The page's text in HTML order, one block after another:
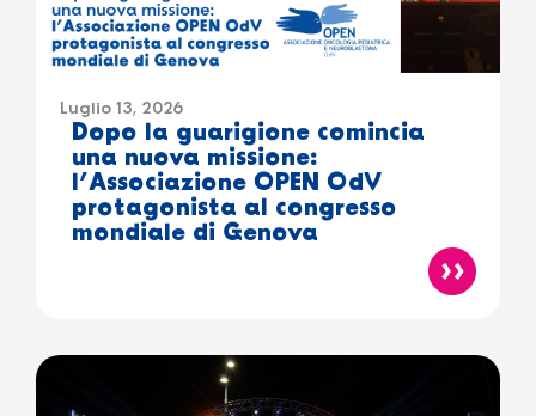
Luglio 13, 2026
Dopo la guarigione comincia
una nuova missione:
l’Associazione OPEN OdV
protagonista al congresso
mondiale di Genova